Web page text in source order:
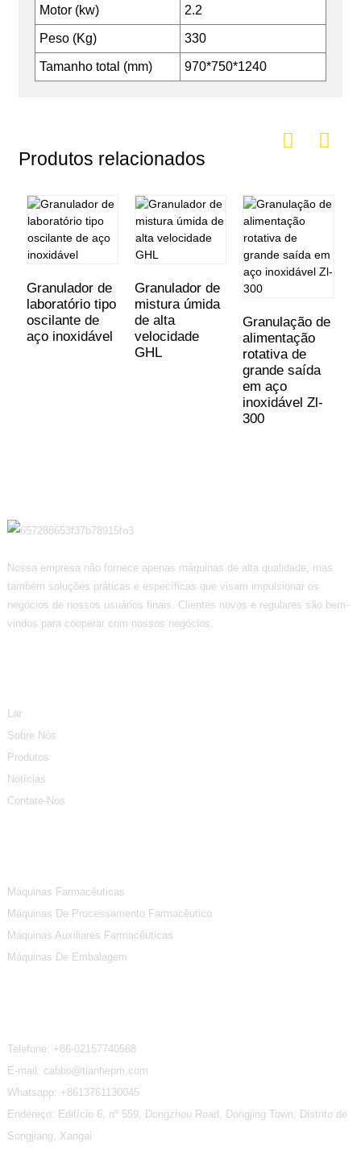
Motor (kw) 2.2
Peso (Kg) 330
Tamanho total (mm) 970*750*1240
Produtos relacionados
Granulador de
laboratório tipo
oscilante de
aço inoxidável
Granulador de
mistura úmida
de alta
velocidade
GHL
Granulação de
alimentação
rotativa de
grande saída
em aço
inoxidável Zl-
300
Nossa empresa não fornece apenas máquinas de alta qualidade, mas
também soluções práticas e específicas que visam impulsionar os
negócios de nossos usuários finais. Clientes novos e regulares são bem-
vindos para cooperar com nossos negócios.
Lar
Sobre Nós
Produtos
Notícias
Contate-Nos
Máquinas Farmacêuticas
Máquinas De Processamento Farmacêutico
Máquinas Auxiliares Farmacêuticas
Máquinas De Embalagem
Telefone: +86-02157740568
E-mail: cabbo@tianhepm.com
Whatsapp: +8613761130045
Endereço: Edifício 6, nº 559, Dongzhou Road, Dongjing Town, Distrito de
Songjiang, Xangai